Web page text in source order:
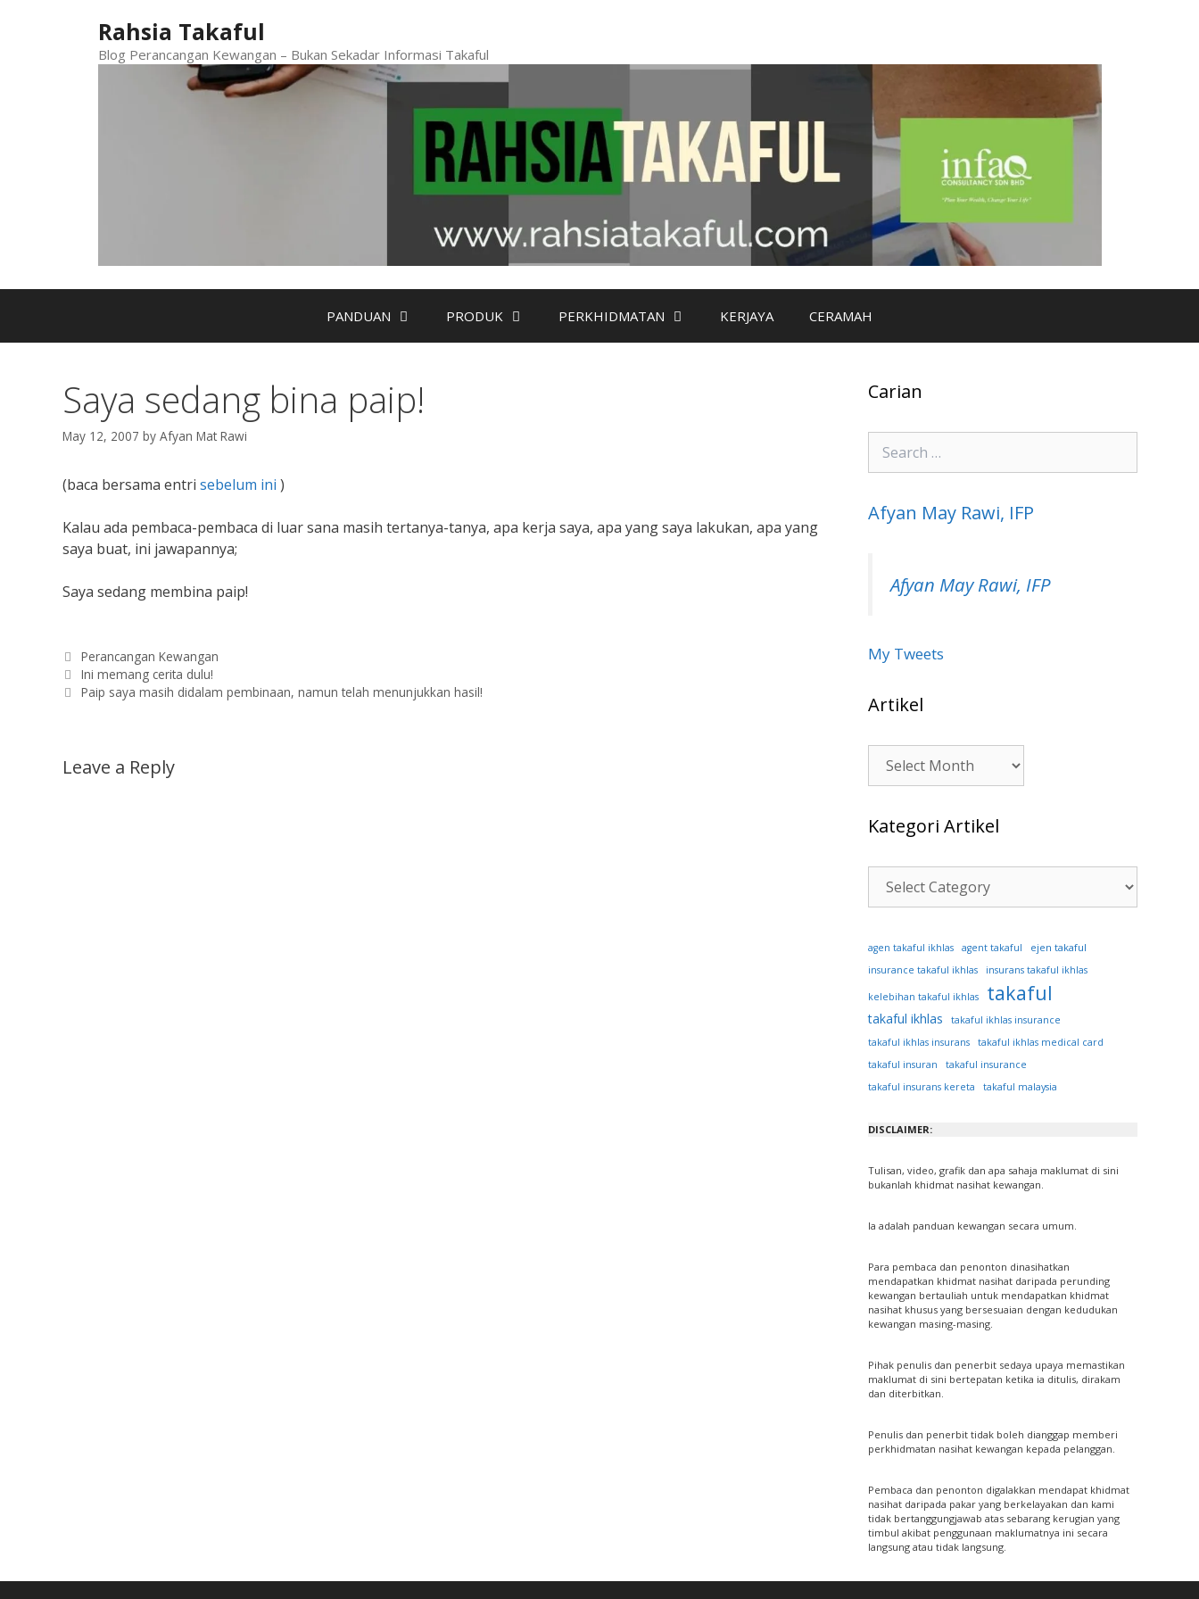
Rahsia Takaful
Blog Perancangan Kewangan – Bukan Sekadar Informasi Takaful
PANDUAN PRODUK PERKHIDMATAN KERJAYA CERAMAH
Saya sedang bina paip!
May 12, 2007 by Afyan Mat Rawi
(baca bersama entri sebelum ini )
Kalau ada pembaca-pembaca di luar sana masih tertanya-tanya, apa kerja saya, apa yang saya lakukan, apa yang
saya buat, ini jawapannya;
Saya sedang membina paip!
Categories
Perancangan Kewangan
Ini memang cerita dulu!
Paip saya masih didalam pembinaan, namun telah menunjukkan hasil!
Leave a Reply
Carian
Search
for:
Afyan May Rawi, IFP
Afyan May Rawi, IFP
My Tweets
Artikel
Artikel
Kategori Artikel
Kategori
Artikel
agen takaful ikhlas agent takaful ejen takaful
insurance takaful ikhlas insurans takaful ikhlas
kelebihan takaful ikhlas takaful
takaful ikhlas
takaful ikhlas insurance
takaful ikhlas insurans
takaful ikhlas medical card
takaful insuran
takaful insurance
takaful insurans kereta
takaful malaysia
DISCLAIMER:
Tulisan, video, grafik dan apa sahaja maklumat di sini
bukanlah khidmat nasihat kewangan.
Ia adalah panduan kewangan secara umum.
Para pembaca dan penonton dinasihatkan
mendapatkan khidmat nasihat daripada perunding
kewangan bertauliah untuk mendapatkan khidmat
nasihat khusus yang bersesuaian dengan kedudukan
kewangan masing-masing.
Pihak penulis dan penerbit sedaya upaya memastikan
maklumat di sini bertepatan ketika ia ditulis, dirakam
dan diterbitkan.
Penulis dan penerbit tidak boleh dianggap memberi
perkhidmatan nasihat kewangan kepada pelanggan.
Pembaca dan penonton digalakkan mendapat khidmat
nasihat daripada pakar yang berkelayakan dan kami
tidak bertanggungjawab atas sebarang kerugian yang
timbul akibat penggunaan maklumatnya ini secara
langsung atau tidak langsung.